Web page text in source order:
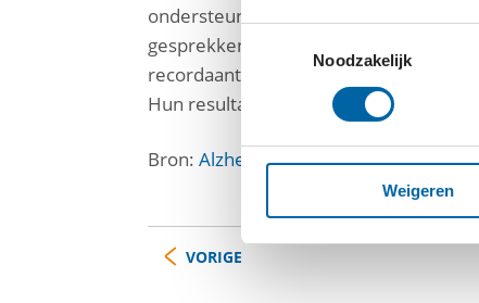
Noodzakelijk
Weigeren
ondersteuning voor mensen met
gesprekken met onder andere
recordaantal van ruim 9.600
Hun resultaten verschijnen in een
Bron: Alzheimer Nederland
VORIGE